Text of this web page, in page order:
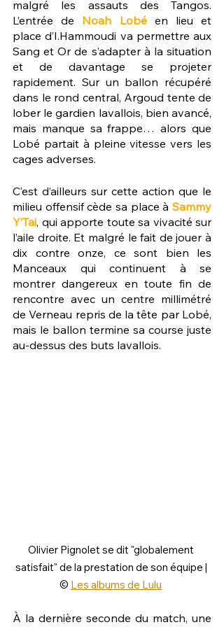
malgré les assauts des Tangos.
L’entrée de Noah Lobé en lieu et
place d’I.Hammoudi va permettre aux
Sang et Or de s’adapter à la situation
et de davantage se projeter
rapidement. Sur un ballon récupéré
dans le rond central, Argoud tente de
lober le gardien lavallois, bien avancé,
mais manque sa frappe… alors que
Lobé partait à pleine vitesse vers les
cages adverses.
C’est d’ailleurs sur cette action que le
milieu offensif cède sa place à Sammy
Y’Tai, qui apporte toute sa vivacité sur
l’aile droite. Et malgré le fait de jouer à
dix contre onze, ce sont bien les
Manceaux qui continuent à se
montrer dangereux en toute fin de
rencontre avec un centre millimétré
de Verneau repris de la tête par Lobé,
mais le ballon termine sa course juste
au-dessus des buts lavallois.
Olivier Pignolet se dit "globalement
satisfait" de la prestation de son équipe |
© Les albums de Lulu
À la dernière seconde du match, une